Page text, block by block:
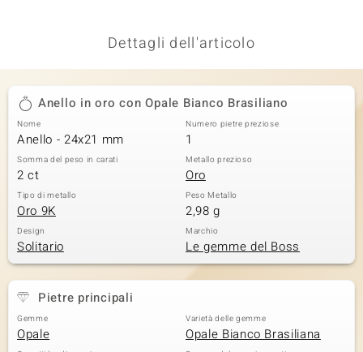
Dettagli dell'articolo
Anello in oro con Opale Bianco Brasiliano
Nome
Anello - 24x21 mm
Numero pietre preziose
1
Somma del peso in carati
2 ct
Metallo prezioso
Oro
Tipo di metallo
Oro 9K
Peso Metallo
2,98 g
Design
Solitario
Marchio
Le gemme del Boss
Pietre principali
Gemme
Opale
Varietà delle gemme
Opale Bianco Brasiliana